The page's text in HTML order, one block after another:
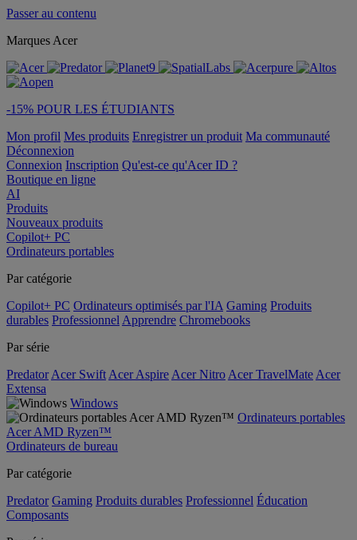
Passer au contenu
Marques Acer
-15% POUR LES ÉTUDIANTS
Mon profil Mes produits Enregistrer un produit Ma communauté
Déconnexion
Connexion Inscription Qu'est-ce qu'Acer ID ?
Boutique en ligne
AI
Produits
Nouveaux produits
Copilot+ PC
Ordinateurs portables
Par catégorie
Copilot+ PC Ordinateurs optimisés par l'IA Gaming Produits
durables Professionnel Apprendre Chromebooks
Par série
Predator Acer Swift Acer Aspire Acer Nitro Acer TravelMate Acer
Extensa
Windows
Ordinateurs portables
Acer AMD Ryzen™
Ordinateurs de bureau
Par catégorie
Predator Gaming Produits durables Professionnel Éducation
Composants